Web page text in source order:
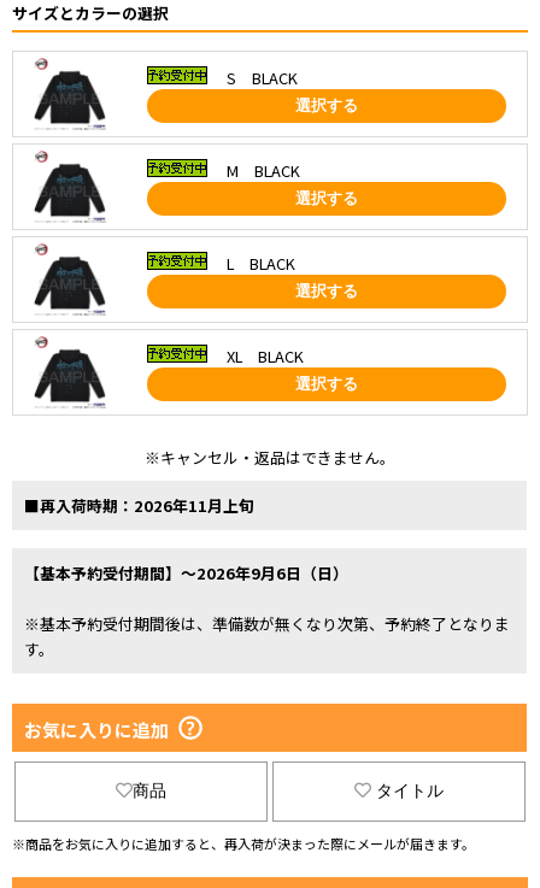
サイズとカラーの選択
S BLACK
選択する
M BLACK
選択する
L BLACK
選択する
XL BLACK
選択する
※キャンセル・返品はできません。
■再入荷時期：2026年11月上旬
【基本予約受付期間】～2026年9月6日（日）
※基本予約受付期間後は、準備数が無くなり次第、予約終了となりま
す。
お気に入りに追加
商品 タイトル
※商品をお気に入りに追加すると、再入荷が決まった際にメールが届きます。